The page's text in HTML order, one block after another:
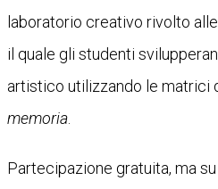
laboratorio creativo rivolto
il quale gli studenti
artistico utilizzando le matrici
memoria
Partecipazione gratuita, ma